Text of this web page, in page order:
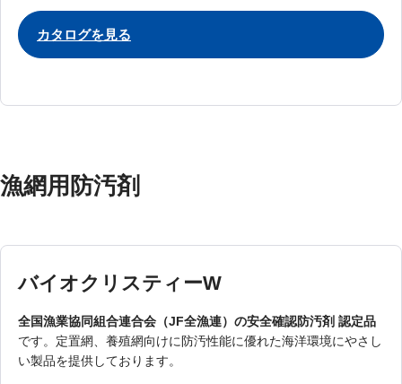
カタログを⾒る
漁網用防汚剤
バイオクリスティーW
全国漁業協同組合連合会（JF全漁連）の安全確認防汚剤 認定品
です。定置網、養殖網向けに防汚性能に優れた海洋環境にやさし
い製品を提供しております。